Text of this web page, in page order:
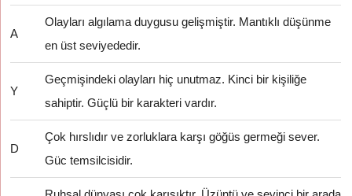
A
Olayları algılama duygusu gelişmiştir. Mantıklı düşünme
en üst seviyededir.
Y
Geçmişindeki olayları hiç unutmaz. Kinci bir kişiliğe
sahiptir. Güçlü bir karakteri vardır.
D
Çok hırslıdır ve zorluklara karşı göğüs germeği sever.
Güc temsilcisidir.